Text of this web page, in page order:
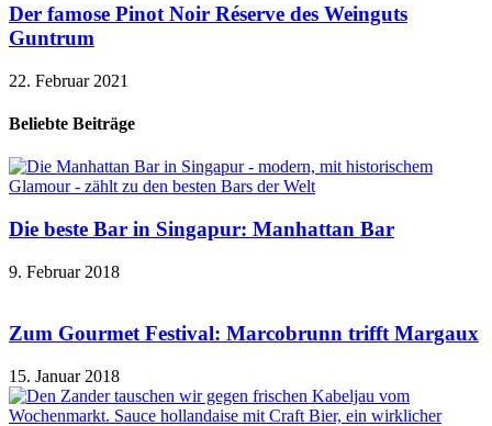
Der famose Pinot Noir Réserve des Weinguts
Guntrum
22. Februar 2021
Beliebte Beiträge
Die beste Bar in Singapur: Manhattan Bar
9. Februar 2018
Zum Gourmet Festival: Marcobrunn trifft Margaux
15. Januar 2018